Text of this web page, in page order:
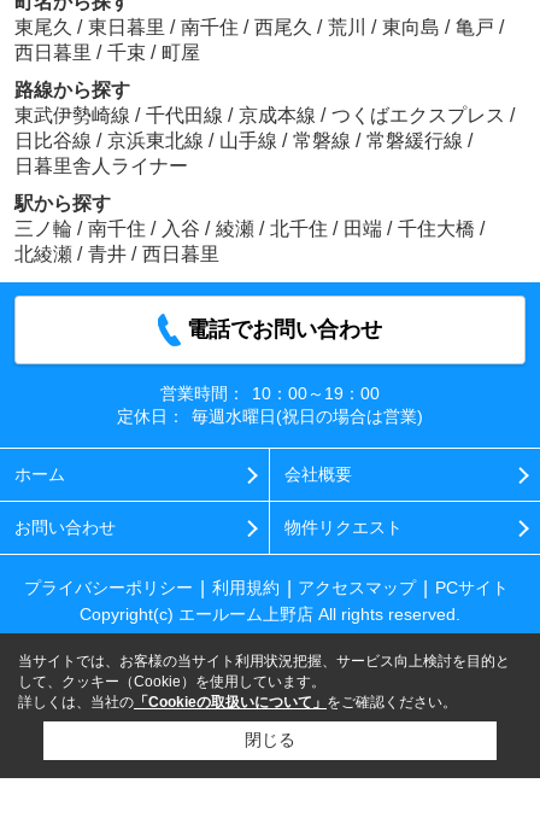
東尾久 / 東日暮里 / 南千住 / 西尾久 / 荒川 / 東向島 / 亀戸 /
西日暮里 / 千束 / 町屋
路線から探す
東武伊勢崎線 / 千代田線 / 京成本線 / つくばエクスプレス /
日比谷線 / 京浜東北線 / 山手線 / 常磐線 / 常磐緩行線 /
日暮里舎人ライナー
駅から探す
三ノ輪 / 南千住 / 入谷 / 綾瀬 / 北千住 / 田端 / 千住大橋 /
北綾瀬 / 青井 / 西日暮里
電話でお問い合わせ
営業時間：
10：00～19：00
定休日：
毎週水曜日(祝日の場合は営業)
ホーム 会社概要
お問い合わせ 物件リクエスト
プライバシーポリシー 利用規約 アクセスマップ
PCサイト
Copyright(c) エールーム上野店 All rights reserved.
当サイトでは、お客様の当サイト利用状況把握、サービス向上検討を目的と
して、クッキー（Cookie）を使用しています。
詳しくは、当社の 「Cookieの取扱いについて」 をご確認ください。
閉じる